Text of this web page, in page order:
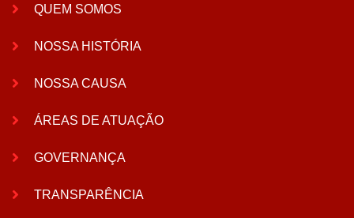
QUEM SOMOS
NOSSA HISTÓRIA
NOSSA CAUSA
ÁREAS DE ATUAÇÃO
GOVERNANÇA
TRANSPARÊNCIA